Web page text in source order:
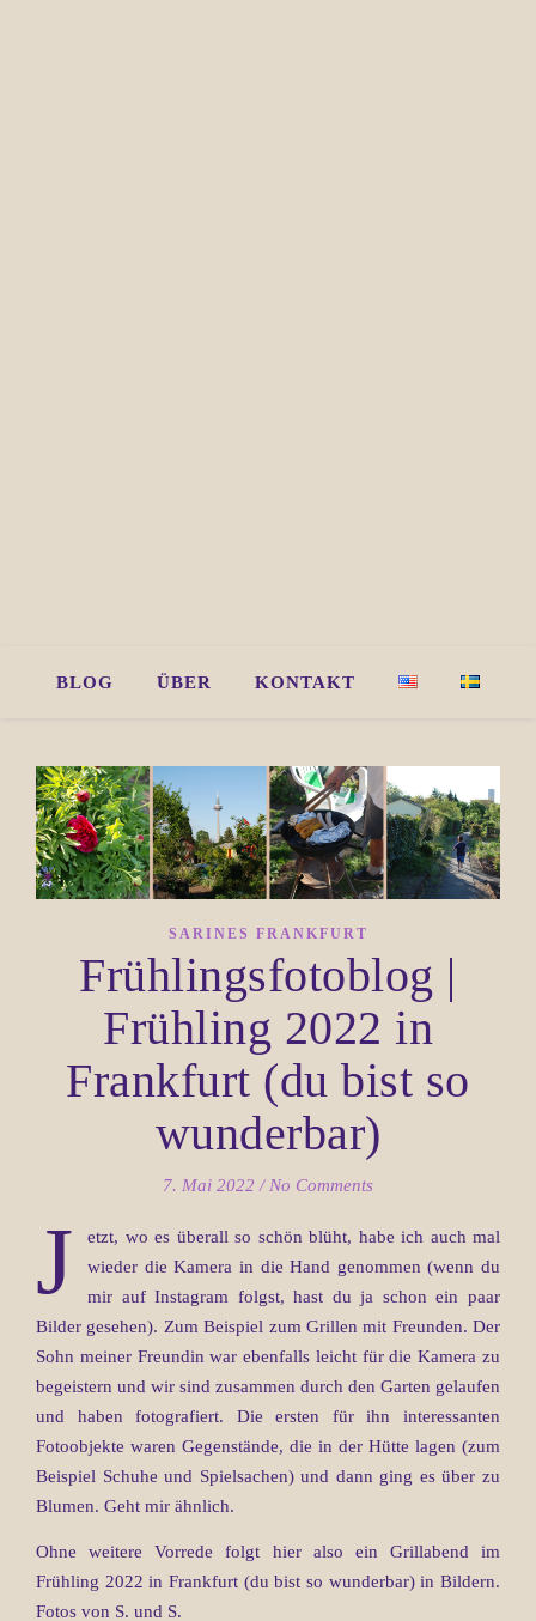
BLOG ÜBER KONTAKT
SARINES FRANKFURT
Frühlingsfotoblog |
Frühling 2022 in
Frankfurt (du bist so
wunderbar)
7. Mai 2022 / No Comments
J
etzt, wo es überall so schön blüht, habe ich auch mal
wieder die Kamera in die Hand genommen (wenn du
mir auf Instagram folgst, hast du ja schon ein paar
Bilder gesehen). Zum Beispiel zum Grillen mit Freunden. Der
Sohn meiner Freundin war ebenfalls leicht für die Kamera zu
begeistern und wir sind zusammen durch den Garten gelaufen
und haben fotografiert. Die ersten für ihn interessanten
Fotoobjekte waren Gegenstände, die in der Hütte lagen (zum
Beispiel Schuhe und Spielsachen) und dann ging es über zu
Blumen. Geht mir ähnlich.
Ohne weitere Vorrede folgt hier also ein Grillabend im
Frühling 2022 in Frankfurt (du bist so wunderbar) in Bildern.
Fotos von S. und S.